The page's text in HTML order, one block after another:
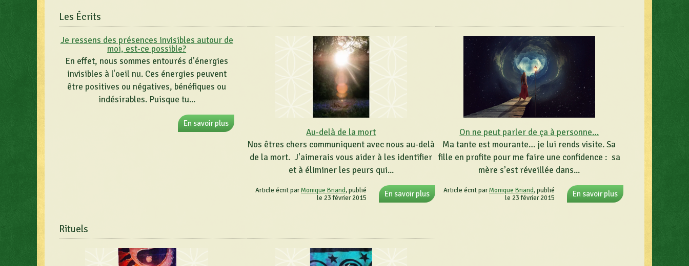
Les Écrits
Je ressens des présences invisibles autour de
moi, est-ce possible?
En effet, nous sommes entourés d'énergies
invisibles à l'oeil nu. Ces énergies peuvent
être positives ou négatives, bénéfiques ou
indésirables. Puisque tu...
En savoir plus
Au-delà de la mort
Nos êtres chers communiquent avec nous au-delà
de la mort. J'aimerais vous aider à les identifier
et à éliminer les peurs qui...
Article écrit parMonique Briand, publié
le 23 février 2015
En savoir plus
On ne peut parler de ça à personne…
Ma tante est mourante… je lui rends visite. Sa
fille en profite pour me faire une confidence : sa
mère s’est réveillée dans...
Article écrit parMonique Briand, publié
le 23 février 2015
En savoir plus
Rituels